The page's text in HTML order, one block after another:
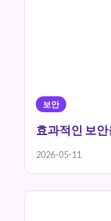
보안
효과적인 보
2026-05-11